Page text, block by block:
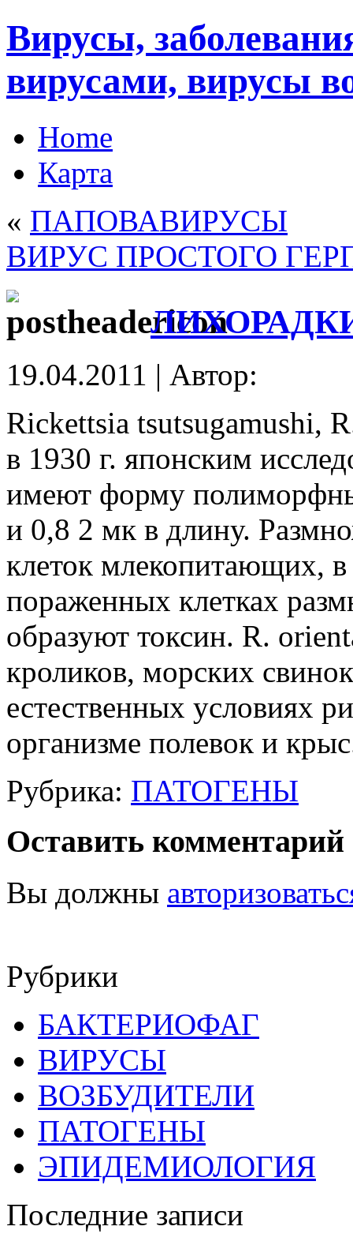
Вирусы,
вирусами, вирусы
Home
Карта
« ПАПОВАВИРУСЫ
ВИРУС ПРОСТОГО
19.04.2011 | Автор:
Rickettsia tsutsugamushi,
в 1930 г. японским
имеют форму
и 0,8 2 мк в длину.
клеток млекопитающих,
пораженных клетках
образуют токсин. R.
кроликов, морских
естественных условиях
организме полевок и
Рубрика: ПАТОГЕНЫ
Оставить комментарий
Вы должны
Рубрики
БАКТЕРИОФАГ
ВИРУСЫ
ВОЗБУДИТЕЛИ
ПАТОГЕНЫ
ЭПИДЕМИОЛОГИЯ
Последние записи